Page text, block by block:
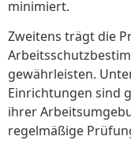
minimiert.
Zweitens trägt die
gewährleisten.
Einrichtungen sind
ihrer
regelmäßige